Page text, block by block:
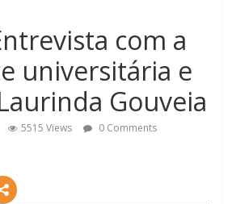
com a
universitária e
Gouveia
5515 Views 0 Comments